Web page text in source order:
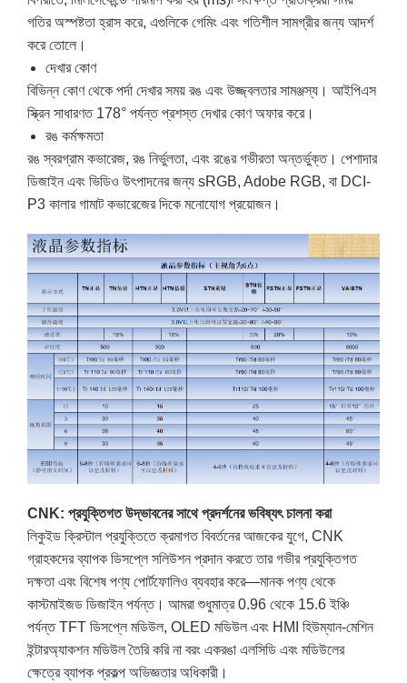
গতির অস্পষ্টতা হ্রাস করে, এগুলিকে গেমিং এবং গতিশীল সামগ্রীর জন্য আদর্শ
করে তোলে।
দেখার কোণ
বিভিন্ন কোণ থেকে পর্দা দেখার সময় রঙ এবং উজ্জ্বলতার সামঞ্জস্য। আইপিএস
স্ক্রিন সাধারণত 178° পর্যন্ত প্রশস্ত দেখার কোণ অফার করে।
রঙ কর্মক্ষমতা
রঙ স্বরগ্রাম কভারেজ, রঙ নির্ভুলতা, এবং রঙের গভীরতা অন্তর্ভুক্ত। পেশাদার
ডিজাইন এবং ভিডিও উৎপাদনের জন্য sRGB, Adobe RGB, বা DCI-
P3 কালার গামাট কভারেজের দিকে মনোযোগ প্রয়োজন।
CNK: প্রযুক্তিগত উদ্ভাবনের সাথে প্রদর্শনের ভবিষ্যৎ চালনা করা
লিকুইড ক্রিস্টাল প্রযুক্তিতে ক্রমাগত বিবর্তনের আজকের যুগে, CNK
গ্রাহকদের ব্যাপক ডিসপ্লে সলিউশন প্রদান করতে তার গভীর প্রযুক্তিগত
দক্ষতা এবং বিশেষ পণ্য পোর্টফোলিও ব্যবহার করে—মানক পণ্য থেকে
কাস্টমাইজড ডিজাইন পর্যন্ত। আমরা শুধুমাত্র 0.96 থেকে 15.6 ইঞ্চি
পর্যন্ত TFT ডিসপ্লে মডিউল, OLED মডিউল এবং HMI হিউম্যান-মেশিন
ইন্টারঅ্যাকশন মডিউল তৈরি করি না বরং একরঙা এলসিডি এবং মডিউলের
ক্ষেত্রে ব্যাপক প্রকল্প অভিজ্ঞতার অধিকারী।